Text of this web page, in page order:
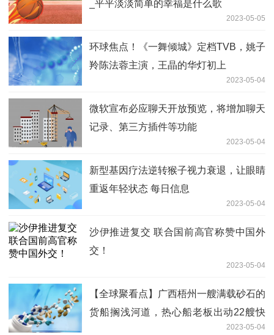
_平平淡淡简单的幸福是什么歌
2023-05-05
环球焦点！《一舞倾城》定档TVB，姚子
羚陈法蓉主演，王晶的华灯初上
2023-05-04
微软宣布必应聊天开放预览，将增加聊天
记录、第三方插件等功能
2023-05-04
新型基因疗法逆转猴子视力衰退，让眼睛
重返年轻状态 每日信息
2023-05-04
沙伊推进复交 联合国前高官称赞中国外
交！
2023-05-04
【全球聚看点】广西梧州一艘满载砂石的
货船搁浅河道，热心船老板出动22艘快
2023-05-04